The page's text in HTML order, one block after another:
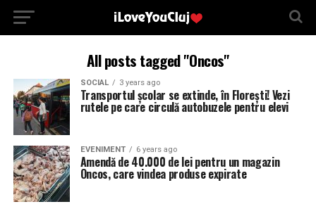
All posts tagged "Oncos"
SOCIAL 3 years ago
Transportul școlar se extinde, în Florești! Vezi
rutele pe care circulă autobuzele pentru elevi
EVENIMENT 6 years ago
Amendă de 40.000 de lei pentru un magazin
Oncos, care vindea produse expirate